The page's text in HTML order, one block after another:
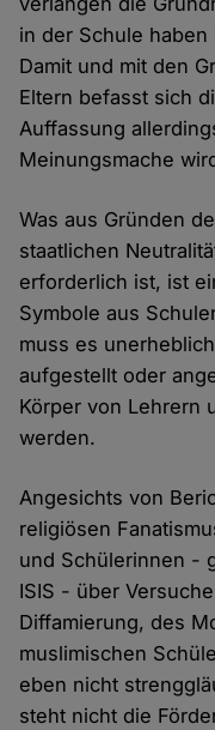
in der Schule
Damit und mit den
Eltern befasst sich
Auffassung
Meinungsmache
Was aus Gründen
staatlichen
erforderlich ist, ist
Symbole aus
muss es
aufgestellt oder
Körper von Lehrern
werden.
Angesichts von
religiösen
und Schülerinnen -
ISIS - über
Diffamierung, des
muslimischen
eben nicht
steht nicht die